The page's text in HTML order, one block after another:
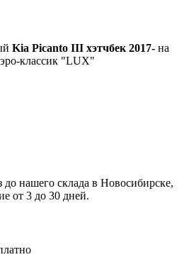
Kia Piсanto III хэтчбек 2017- на
классик "LUX"
до нашего склада в Новосибирске,
от 3 до 30 дней.